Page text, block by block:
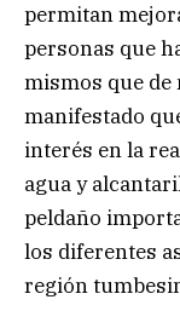
permitan
personas que
mismos que
manifestado
interés en la
agua y
peldaño
los diferentes
región